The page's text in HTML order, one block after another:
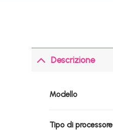
Descrizione
Modello
Tipo di processore